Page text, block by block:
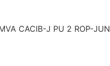
CACIB-J PU 2 ROP-JUN